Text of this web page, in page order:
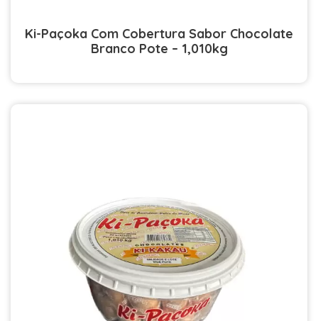
Ki-Paçoka Com Cobertura Sabor Chocolate
Branco Pote – 1,010kg